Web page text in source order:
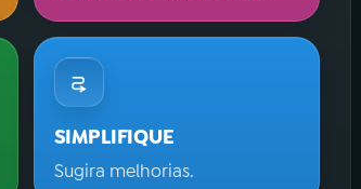
SIMPLIFIQUE
Sugira melhorias.